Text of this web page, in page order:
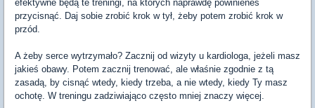
efektywne będą te treningi, na których naprawdę powinieneś
przycisnąć. Daj sobie zrobić krok w tył, żeby potem zrobić krok w
przód.
A żeby serce wytrzymało? Zacznij od wizyty u kardiologa, jeżeli masz
jakieś obawy. Potem zacznij trenować, ale właśnie zgodnie z tą
zasadą, by cisnąć wtedy, kiedy trzeba, a nie wtedy, kiedy Ty masz
ochotę. W treningu zadziwiająco często mniej znaczy więcej.